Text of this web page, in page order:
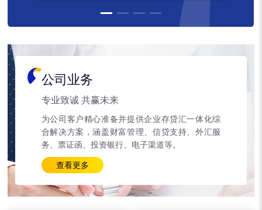
公司业务
专业致诚 共赢未来
为公司客户精心准备并提供企业存贷汇一体化综
合解决方案，涵盖财富管理、信贷支持、外汇服
务、票证函、投资银行、电子渠道等。
查看更多